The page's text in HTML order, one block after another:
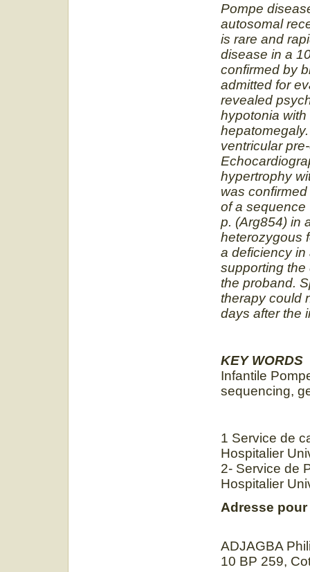
Pompe
autosomal
is rare and
disease in a
confirmed by
admitted for
revealed
hypotonia
ventricular
hypertrophy
was
of a sequence
p. (Arg854) in
heterozygous
a deficiency in
supporting
the proband.
therapy could
days after the
KEY WORDS
Infantile
sequencing,
1 Service de
Hospitalier
2- Service de
Hospitalier
Adresse
ADJAGBA
10 BP 259,